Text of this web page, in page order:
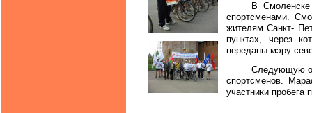
В
спортсменами.
жителям Санкт-
пунктах, через
переданы мэру
Следующую
спортсменов.
участники пробега